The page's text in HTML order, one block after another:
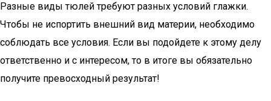
Разные виды тюлей требуют разных условий глажки.
Чтобы не испортить внешний вид материи, необходимо
соблюдать все условия. Если вы подойдете к этому делу
ответственно и с интересом, то в итоге вы обязательно
получите превосходный результат!